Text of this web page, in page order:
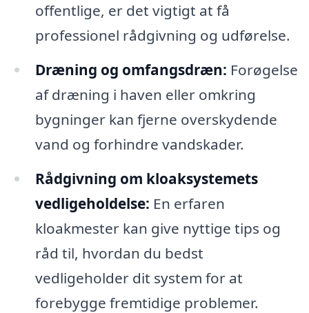
offentlige, er det vigtigt at få
professionel rådgivning og udførelse.
Dræning og omfangsdræn: Forøgelse
af dræning i haven eller omkring
bygninger kan fjerne overskydende
vand og forhindre vandskader.
Rådgivning om kloaksystemets
vedligeholdelse: En erfaren
kloakmester kan give nyttige tips og
råd til, hvordan du bedst
vedligeholder dit system for at
forebygge fremtidige problemer.